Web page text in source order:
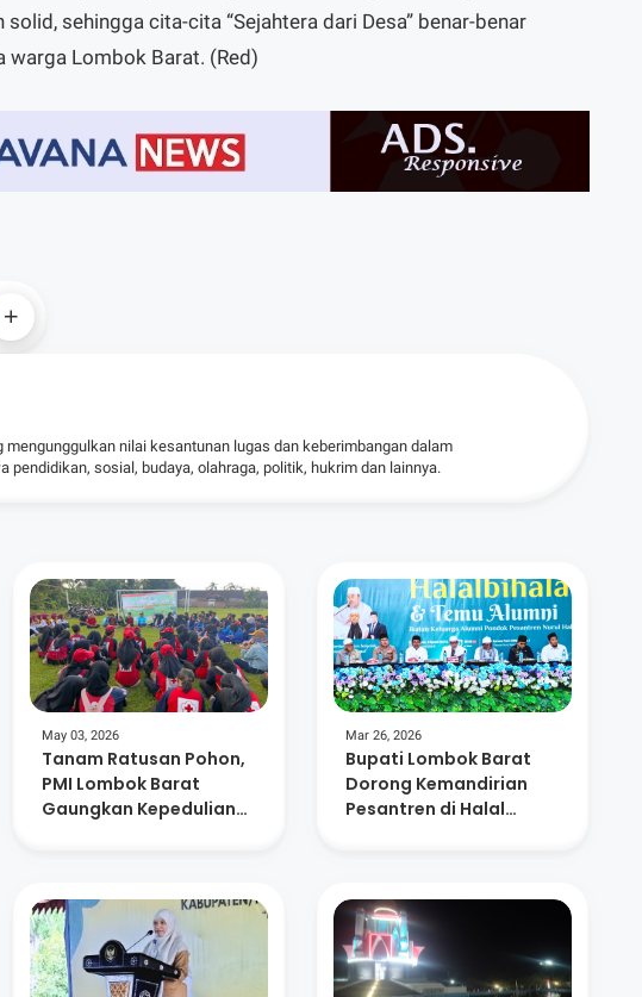
sehingga cita-cita “Sejahtera dari Desa” benar-benar
warga Lombok Barat. (Red)
mengunggulkan nilai kesantunan lugas dan keberimbangan dalam
pendidikan, sosial, budaya, olahraga, politik, hukrim dan lainnya.
May 03, 2026
Tanam Ratusan Pohon,
PMI Lombok Barat
Gaungkan Kepedulian
Mar 26, 2026
Bupati Lombok Barat
Dorong Kemandirian
Pesantren di Halal